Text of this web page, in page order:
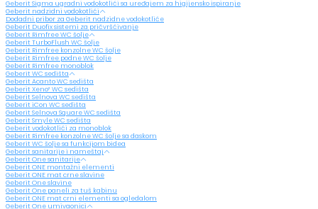
Geberit Sigma ugradni vodokotlići sa uređajem za higijensko ispiranje
Geberit nadzidni vodokotlići
Dodadni pribor za Geberit nadzidne vodokotliće
Geberit Duofix sistemi za pričvršćivanje
Geberit Rimfree WC šolje
Geberit TurboFlush WC šolje
Geberit Rimfree konzolne WC šolje
Geberit Rimfree podne WC šolje
Geberit Rimfree monoblok
Geberit WC sedišta
Geberit Acanto WC sedišta
Geberit Xeno² WC sedišta
Geberit Selnova WC sedišta
Geberit iCon WC sedišta
Geberit Selnova Square WC sedišta
Geberit Smyle WC sedišta
Geberit vodokotlići za monoblok
Geberit Rimfree konzolne WC šolje sa daskom
Geberit WC šolje sa funkcijom bidea
Geberit sanitarije i nameštaj
Geberit One sanitarije
Geberit ONE montažni elementi
Geberit ONE mat crne slavine
Geberit One slavine
Geberit One paneli za tuš kabinu
Geberit ONE mat crni elementi sa ogledalom
Geberit One umivaonici